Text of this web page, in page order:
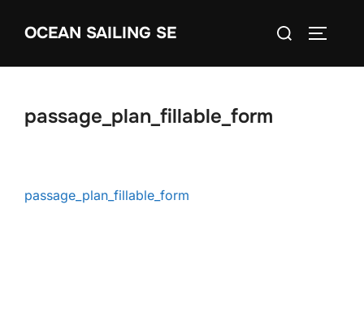
OCEAN SAILING SE
Search
passage_plan_fillable_form
passage_plan_fillable_form